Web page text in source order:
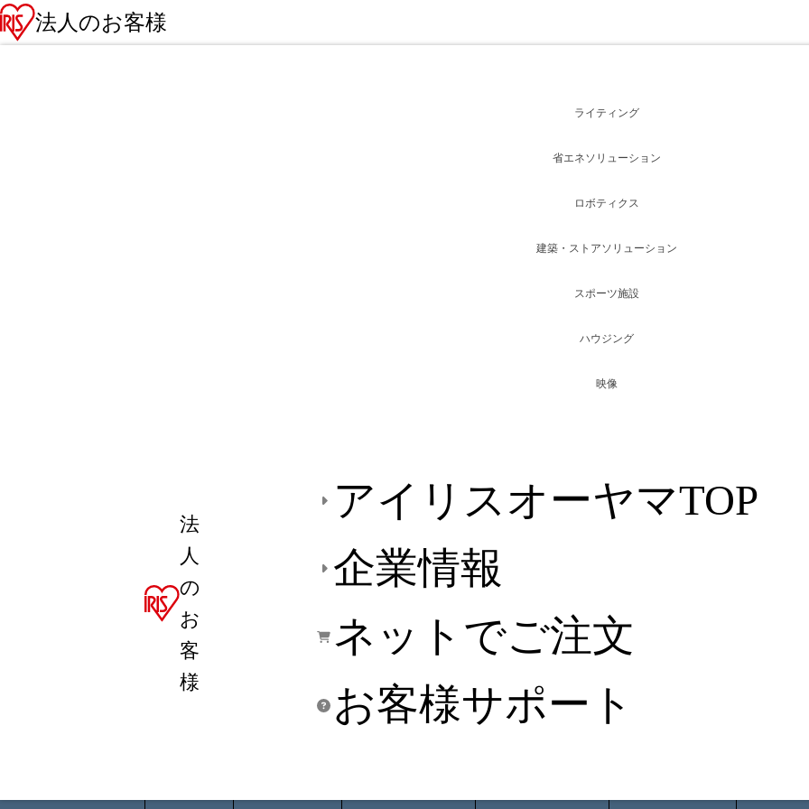
法人のお客様
法
人
の
お
客
様
アイリスオーヤマTOP
企業情報
ネットでご注文
お客様サポート
ライティング
省エネソリューション
ロボティクス
建築・ストアソリューション
スポーツ施設
ハウジング
映像